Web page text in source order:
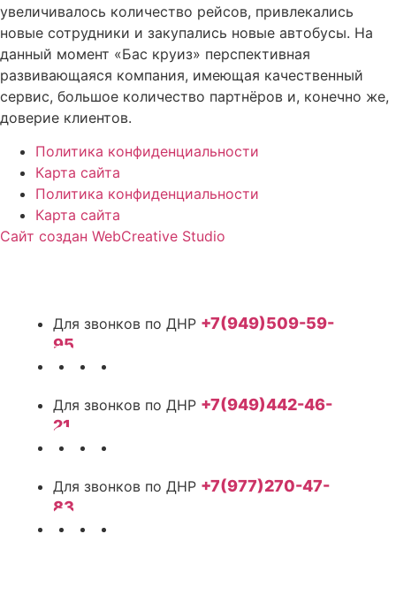
увеличивалось количество рейсов, привлекались
новые сотрудники и закупались новые автобусы. На
данный момент «Бас круиз» перспективная
развивающаяся компания, имеющая качественный
сервис, большое количество партнёров и, конечно же,
доверие клиентов.
Политика конфиденциальности
Карта сайта
Политика конфиденциальности
Карта сайта
Сайт создан WebCreative Studio
+7(949)509-59-
95
+7(949)442-46-
21
+7(977)270-47-
83